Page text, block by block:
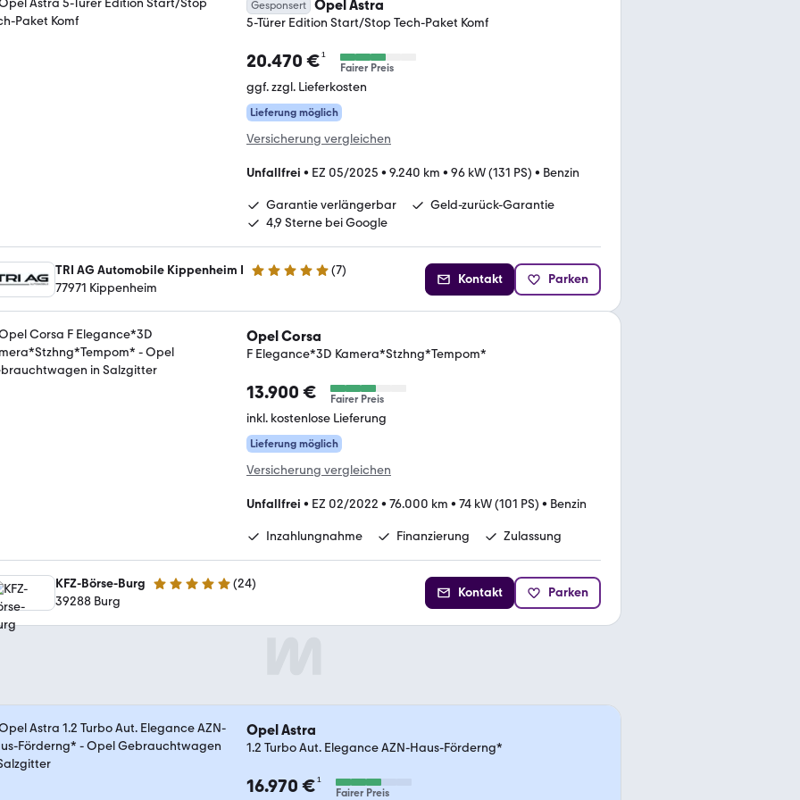
Gesponsert Opel Astra
5-Türer Edition Start/Stop Tech-Paket Komf
20.470 €¹
Fairer Preis
ggf. zzgl. Lieferkosten
Lieferung möglich
Versicherung vergleichen
Unfallfrei • EZ 05/2025 • 9.240 km • 96 kW (131 PS) • Benzin
Garantie verlängerbar
Geld-zurück-Garantie
4,9 Sterne bei Google
TRI AG Automobile Kippenheim I 5 Sterne (7)
77971 Kippenheim
Kontakt Parken
Opel Corsa
F Elegance*3D Kamera*Stzhng*Tempom*
13.900 € Fairer Preis
inkl. kostenlose Lieferung
Lieferung möglich
Versicherung vergleichen
Unfallfrei • EZ 02/2022 • 76.000 km • 74 kW (101 PS) • Benzin
Inzahlungnahme Finanzierung Zulassung
KFZ-Börse-Burg 5 Sterne (24)
39288 Burg
Kontakt Parken
Opel Astra
1.2 Turbo Aut. Elegance AZN-Haus-Förderng*
16.970 €¹
Fairer Preis